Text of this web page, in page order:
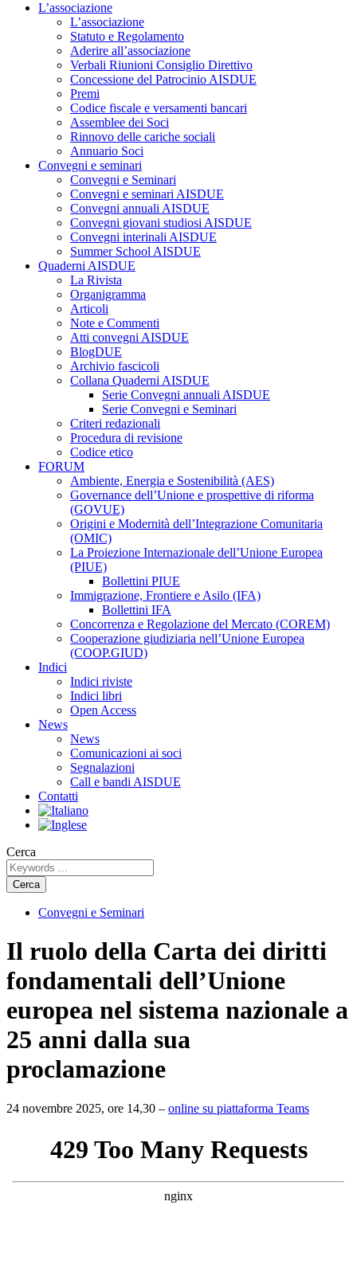
L’associazione
L’associazione
Statuto e Regolamento
Aderire all’associazione
Verbali Riunioni Consiglio Direttivo
Concessione del Patrocinio AISDUE
Premi
Codice fiscale e versamenti bancari
Assemblee dei Soci
Rinnovo delle cariche sociali
Annuario Soci
Convegni e seminari
Convegni e Seminari
Convegni e seminari AISDUE
Convegni annuali AISDUE
Convegni giovani studiosi AISDUE
Convegni interinali AISDUE
Summer School AISDUE
Quaderni AISDUE
La Rivista
Organigramma
Articoli
Note e Commenti
Atti convegni AISDUE
BlogDUE
Archivio fascicoli
Collana Quaderni AISDUE
Serie Convegni annuali AISDUE
Serie Convegni e Seminari
Criteri redazionali
Procedura di revisione
Codice etico
FORUM
Ambiente, Energia e Sostenibilità (AES)
Governance dell’Unione e prospettive di riforma
(GOVUE)
Origini e Modernità dell’Integrazione Comunitaria
(OMIC)
La Proiezione Internazionale dell’Unione Europea
(PIUE)
Bollettini PIUE
Immigrazione, Frontiere e Asilo (IFA)
Bollettini IFA
Concorrenza e Regolazione del Mercato (COREM)
Cooperazione giudiziaria nell’Unione Europea
(COOP.GIUD)
Indici
Indici riviste
Indici libri
Open Access
News
News
Comunicazioni ai soci
Segnalazioni
Call e bandi AISDUE
Contatti
Cerca
Cerca
Convegni e Seminari
Il ruolo della Carta dei diritti
fondamentali dell’Unione
europea nel sistema nazionale a
25 anni dalla sua
proclamazione
24 novembre 2025, ore 14,30 – online su piattaforma Teams